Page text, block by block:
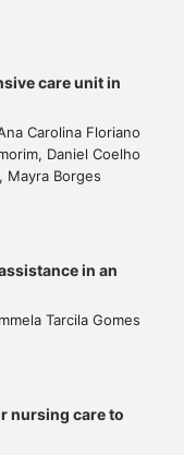
care unit in
Carolina Floriano
Daniel Coelho
Mayra Borges
in an
Tarcila Gomes
nursing care to